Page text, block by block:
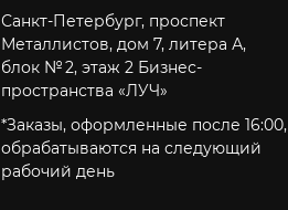
Санкт-Петербург, проспект
Металлистов, дом 7, литера А,
блок № 2, этаж 2 Бизнес-
пространства «ЛУЧ»
*Заказы, оформленные после 16:00,
обрабатываются на следующий
рабочий день